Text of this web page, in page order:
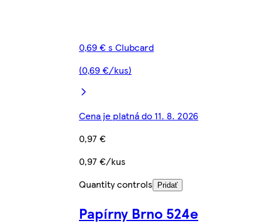
0,69 € s Clubcard
(0,69 €/kus)
Cena je platná do 11. 8. 2026
0,97 €
0,97 €/kus
Quantity controls
Pridať
Papírny Brno 524e